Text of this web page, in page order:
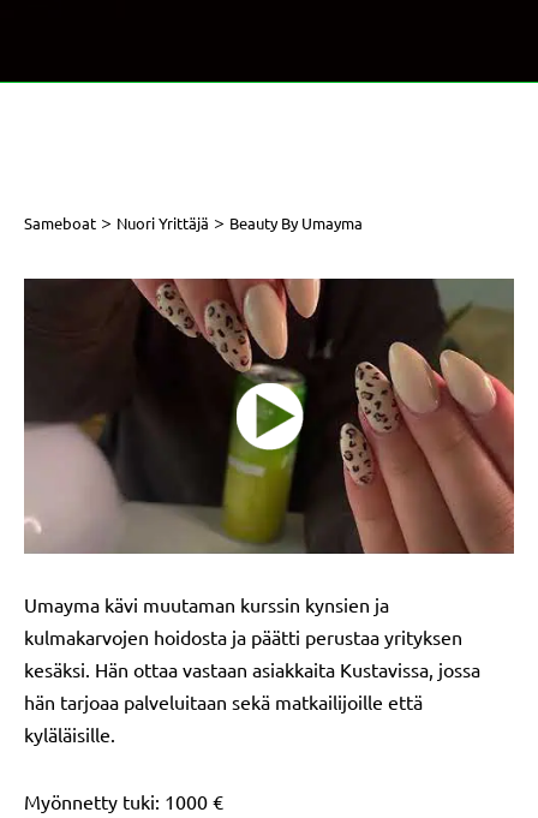
Sameboat > Nuori Yrittäjä > Beauty By Umayma
Umayma kävi muutaman kurssin kynsien ja
kulmakarvojen hoidosta ja päätti perustaa yrityksen
kesäksi. Hän ottaa vastaan asiakkaita Kustavissa, jossa
hän tarjoaa palveluitaan sekä matkailijoille että
kyläläisille.
Myönnetty tuki: 1000 €